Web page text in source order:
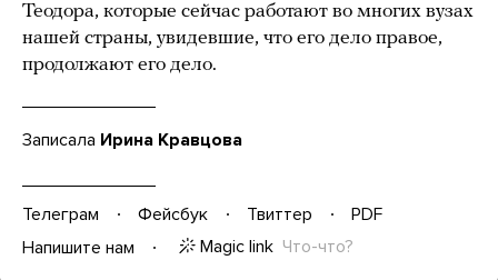
Теодора, которые сейчас работают во многих вузах
нашей страны, увидевшие, что его дело правое,
продолжают его дело.
Записала Ирина Кравцова
Телеграм Фейсбук Твиттер
PDF
Напишите нам
Magic link Что-что?